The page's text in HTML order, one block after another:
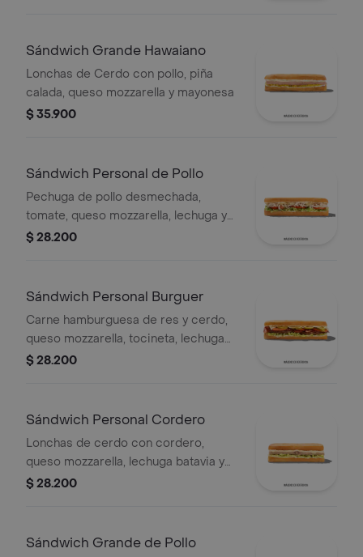
Qbano
Sándwich Grande Hawaiano
Lonchas de Cerdo con pollo, piña
calada, queso mozzarella y mayonesa
$ 35.900
Sándwich Personal de Pollo
Pechuga de pollo desmechada,
tomate, queso mozzarella, lechuga y
mayonesa
$ 28.200
Sándwich Personal Burguer
Carne hamburguesa de res y cerdo,
queso mozzarella, tocineta, lechuga
Batavia, tomate, pepinillos, salsa BBQ
$ 28.200
Sándwich Personal Cordero
Lonchas de cerdo con cordero,
queso mozzarella, lechuga batavia y
salsa Qbano
$ 28.200
Sándwich Grande de Pollo